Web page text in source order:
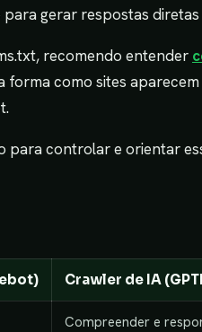
para gerar respostas diretas
recomendo entender
forma como sites aparecem
para controlar e orientar
Crawler de IA
Compreender e